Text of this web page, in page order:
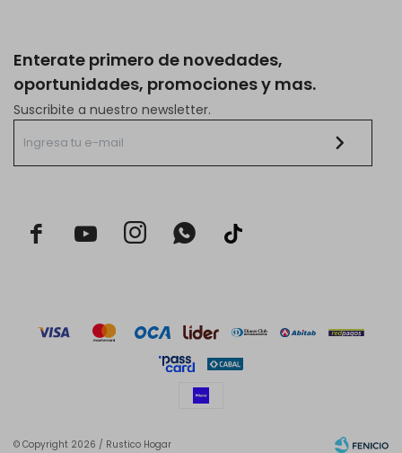
Enterate primero de novedades,
oportunidades, promociones y mas.
Suscribite a nuestro newsletter.
  
© Copyright 2026 / Rustico Hogar